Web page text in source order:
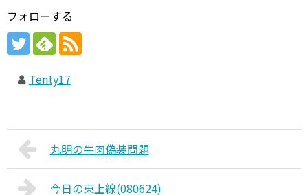
フォローする
Tenty17
丸明の牛肉偽装問題
今日の東上線(080624)